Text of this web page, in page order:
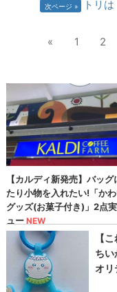
次ページ トリ
« 1 2